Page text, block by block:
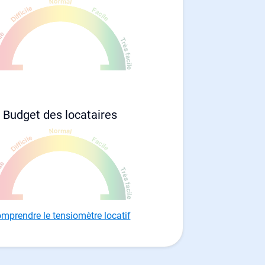
Budget des locataires
le tensiomètre locatif